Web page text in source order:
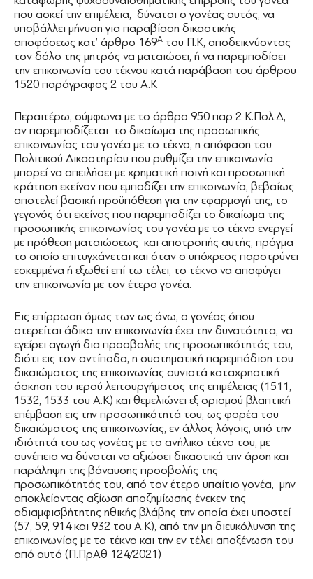
που ασκεί την επιμέλεια, δύναται ο γονέας αυτός, να
υποβάλλει μήνυση για παραβίαση δικαστικής
αποφάσεως κατ’ άρθρο 169Α του Π.Κ, αποδεικνύοντας
τον δόλο της μητρός να ματαιώσει, ή να παρεμποδίσει
την επικοινωνία του τέκνου κατά παράβαση του άρθρου
1520 παράγραφος 2 του Α.Κ
Περαιτέρω, σύμφωνα με το άρθρο 950 παρ 2 Κ.Πολ.Δ,
αν παρεμποδίζεται το δικαίωμα της προσωπικής
επικοινωνίας του γονέα με το τέκνο, η απόφαση του
Πολιτικού Δικαστηρίου που ρυθμίζει την επικοινωνία
μπορεί να απειλήσει με χρηματική ποινή και προσωπική
κράτηση εκείνον που εμποδίζει την επικοινωνία, βεβαίως
αποτελεί βασική προϋπόθεση για την εφαρμογή της, το
γεγονός ότι εκείνος που παρεμποδίζει το δικαίωμα της
προσωπικής επικοινωνίας του γονέα με το τέκνο ενεργεί
με πρόθεση ματαιώσεως και αποτροπής αυτής, πράγμα
το οποίο επιτυγχάνεται και όταν ο υπόχρεος παροτρύνει
εσκεμμένα ή εξωθεί επί τω τέλει, το τέκνο να αποφύγει
την επικοινωνία με τον έτερο γονέα.
Εις επίρρωση όμως των ως άνω, ο γονέας όπου
στερείται άδικα την επικοινωνία έχει την δυνατότητα, να
εγείρει αγωγή δια προσβολής της προσωπικότητάς του,
διότι εις τον αντίποδα, η συστηματική παρεμπόδιση του
δικαιώματος της επικοινωνίας συνιστά καταχρηστική
άσκηση του ιερού λειτουργήματος της επιμέλειας (1511,
1532, 1533 του Α.Κ) και θεμελιώνει εξ ορισμού βλαπτική
επέμβαση εις την προσωπικότητά του, ως φορέα του
δικαιώματος της επικοινωνίας, εν άλλος λόγοις, υπό την
ιδιότητά του ως γονέας με το ανήλικο τέκνο του, με
συνέπεια να δύναται να αξιώσει δικαστικά την άρση και
παράληψη της βάναυσης προσβολής της
προσωπικότητάς του, από τον έτερο υπαίτιο γονέα, μην
αποκλείοντας αξίωση αποζημίωσης ένεκεν της
αδιαμφισβήτητης ηθικής βλάβης την οποία έχει υποστεί
(57, 59, 914 και 932 του Α.Κ), από την μη διευκόλυνση της
επικοινωνίας με το τέκνο και την εν τέλει αποξένωση του
από αυτό (Π.ΠρΑθ 124/2021)